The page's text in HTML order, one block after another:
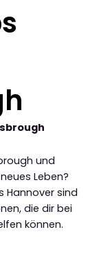
und
Leben?
Hannover sind
die dir bei
können.